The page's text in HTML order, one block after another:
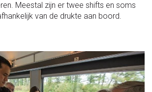
Meestal zijn er twee shifts en soms
van de drukte aan boord.